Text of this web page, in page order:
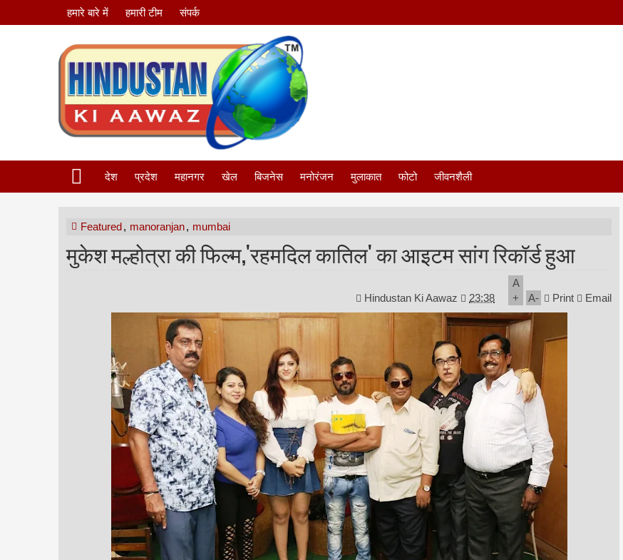
हमारे बारे में हमारी टीम संपर्क
देश प्रदेश महानगर खेल बिजनेस मनोरंजन मुलाकात फोटो जीवनशैली
Featured, manoranjan, mumbai
मुकेश मल्होत्रा की फिल्म,'रहमदिल कातिल' का आइटम सांग रिकॉर्ड हुआ
Hindustan Ki Aawaz 23:38
A
+
A- Print Email